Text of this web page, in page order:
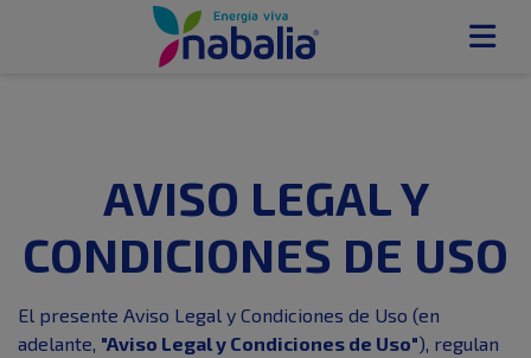
AVISO LEGAL Y
CONDICIONES DE USO
El presente Aviso Legal y Condiciones de Uso (en
adelante, "Aviso Legal y Condiciones de Uso"), regulan